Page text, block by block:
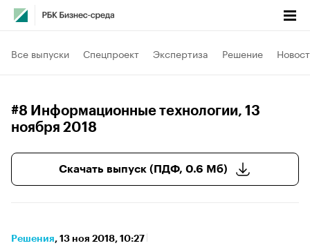
Все выпуски Спецпроект Экспертиза Решение
#8 Информационные технологии, 13
ноября 2018
Скачать выпуск (ПДФ, 0.6 Мб)
Решения⁠, 13 ноя 2018, 10:27